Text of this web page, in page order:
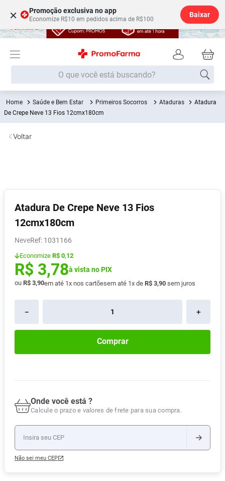
× Promoção exclusiva no app
Economize R$10 em pedidos acima de R$100
Baixar
O que você está buscando?
Saúde e Bem Estar Primeiros Socorros Ataduras
Atadura
De Crepe Neve 13 Fios 12cmx180cm
Atadura De Crepe Neve 13 Fios
12cmx180cm
Neve : 1031166
Economize R$ 0,12
R$ 3,78à vista no PIX
ou R$ 3,90em até 1x nos cartõesem até 1x de R$ 3,90 sem juros
＋
－
Comprar
Onde você está ?
Calcule o prazo e valores de frete para sua compra.
Não sei meu CEP
Voltar
Termos mais buscados
1º Fralda
2
5º Fralda G
6º Shampoo
7º Desodorante
8º Absorvente
9º Lavitan
10 º Vitamina D